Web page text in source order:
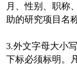
月、性别、职称
助的研究项目名
3.外文字母大小
下标必须标明。